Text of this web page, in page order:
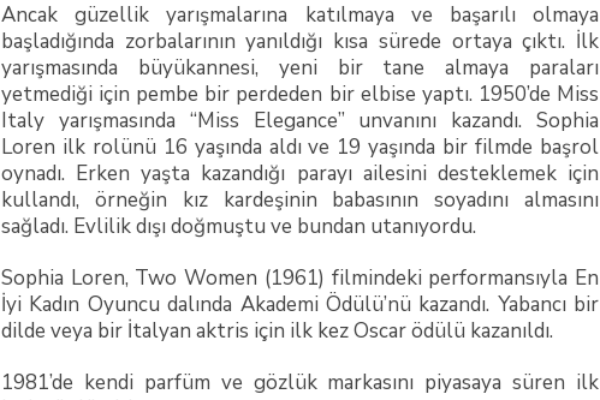
Ancak güzellik yarışmalarına katılmaya ve başarılı olmaya
başladığında zorbalarının yanıldığı kısa sürede ortaya çıktı. İlk
yarışmasında büyükannesi, yeni bir tane almaya paraları
yetmediği için pembe bir perdeden bir elbise yaptı. 1950’de Miss
Italy yarışmasında “Miss Elegance” unvanını kazandı. Sophia
Loren ilk rolünü 16 yaşında aldı ve 19 yaşında bir filmde başrol
oynadı. Erken yaşta kazandığı parayı ailesini desteklemek için
kullandı, örneğin kız kardeşinin babasının soyadını almasını
sağladı. Evlilik dışı doğmuştu ve bundan utanıyordu.
Sophia Loren, Two Women (1961) filmindeki performansıyla En
İyi Kadın Oyuncu dalında Akademi Ödülü’nü kazandı. Yabancı bir
dilde veya bir İtalyan aktris için ilk kez Oscar ödülü kazanıldı.
1981’de kendi parfüm ve gözlük markasını piyasaya süren ilk